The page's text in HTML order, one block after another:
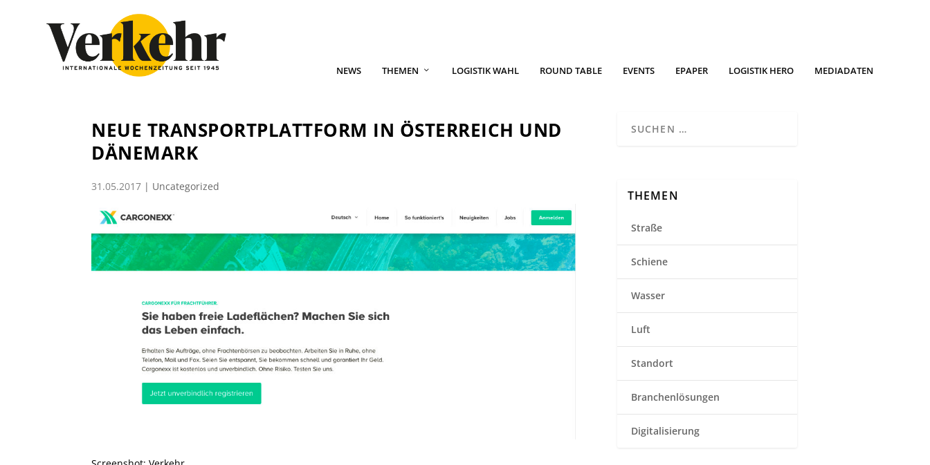
NEWS THEMEN LOGISTIK WAHL ROUND TABLE EVENTS EPAPER LOGISTIK HERO MEDIADATEN
NEUE TRANSPORTPLATTFORM IN ÖSTERREICH UND
DÄNEMARK
31.05.2017 | Uncategorized
THEMEN
Straße
Schiene
Wasser
Luft
Standort
Branchenlösungen
Digitalisierung